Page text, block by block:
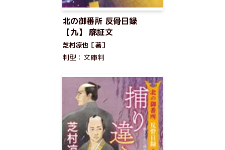
北の御番所 反骨日録
【九】 廓証文
芝村凉也［著］
判型：文庫判